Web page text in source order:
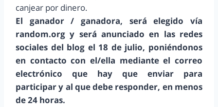
canjear por dinero.
El ganador / ganadora, será elegido vía
random.org y será anunciado en las redes
sociales del blog el 18 de julio, poniéndonos
en contacto con el/ella mediante el correo
electrónico que hay que enviar para
participar y al que debe responder, en menos
de 24 horas.